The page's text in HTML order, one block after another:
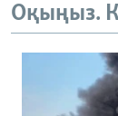
Оқыңыз.